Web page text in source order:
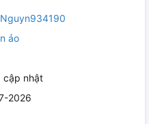
ảo
cập nhật
2026